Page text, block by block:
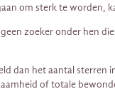
om sterk te worden,
zoeker onder hen
dan het aantal
of totale